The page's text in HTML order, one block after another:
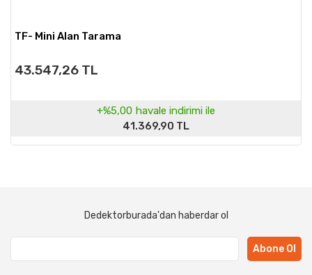
TF- Mini Alan Tarama
43.547,26 TL
+%5,00 havale indirimi ile
41.369,90 TL
Dedektorburada'dan haberdar ol
Abone Ol